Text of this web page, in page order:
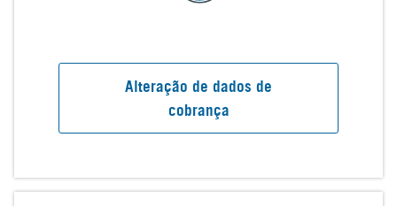
Alteração de dados de
cobrança